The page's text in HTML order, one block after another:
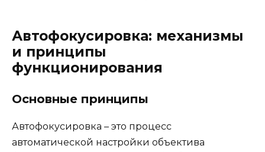
Автофокусировка: механизмы
и принципы
функционирования
Основные принципы
Автофокусировка – это процесс
автоматической настройки объектива